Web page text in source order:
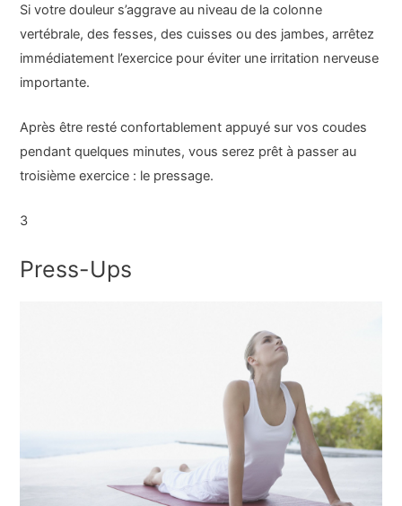
Si votre douleur s’aggrave au niveau de la colonne
vertébrale, des fesses, des cuisses ou des jambes, arrêtez
immédiatement l’exercice pour éviter une irritation nerveuse
importante.
Après être resté confortablement appuyé sur vos coudes
pendant quelques minutes, vous serez prêt à passer au
troisième exercice : le pressage.
3
Press-Ups